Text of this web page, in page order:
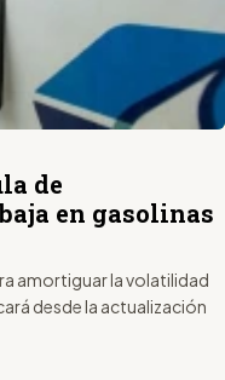
de
en gasolinas
amortiguar la volatilidad
desde la actualización